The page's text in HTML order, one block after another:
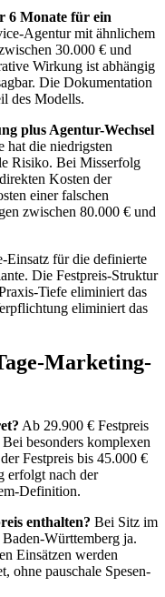
6 Monate für ein
Agentur mit ähnlichem
30.000 € und
Wirkung ist abhängig
Die Dokumentation
des Modells.
plus Agentur-Wechsel
hat die niedrigsten
Risiko. Bei Misserfolg
Kosten der
einer falschen
zwischen 80.000 € und
Einsatz für die definierte
Die Festpreis-Struktur
Tiefe eliminiert das
eliminiert das
Marketing-
Ab 29.900 € Festpreis
besonders komplexen
Festpreis bis 45.000 €
erfolgt nach der
Definition.
enthalten? Bei Sitz im
Württemberg ja.
Einsätzen werden
ohne pauschale Spesen-